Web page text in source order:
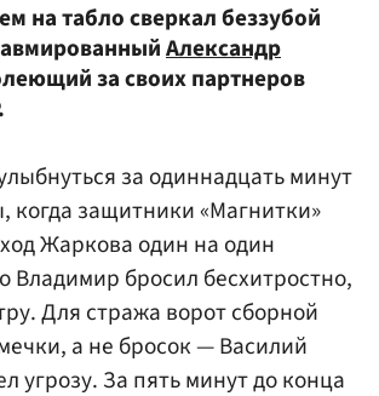
на табло сверкал беззубой
Александр
за своих партнеров
за одиннадцать минут
когда защитники «Магнитки»
Жаркова один на один
Владимир бросил бесхитростно,
Для стража ворот сборной
а не бросок — Василий
угрозу. За пять минут до конца